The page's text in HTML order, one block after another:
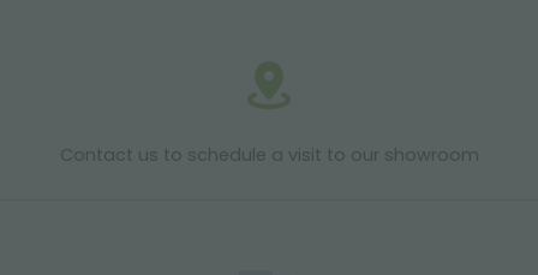
Contact us to schedule a visit to our showroom